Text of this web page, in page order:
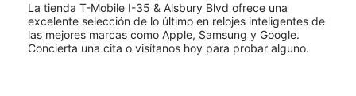
La tienda T-Mobile I-35 & Alsbury Blvd ofrece una
excelente selección de lo último en relojes inteligentes de
las mejores marcas como Apple, Samsung y Google.
Concierta una cita o visítanos hoy para probar alguno.